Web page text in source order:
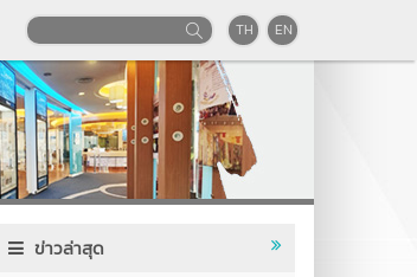
TH EN
ข่าวล่าสุด